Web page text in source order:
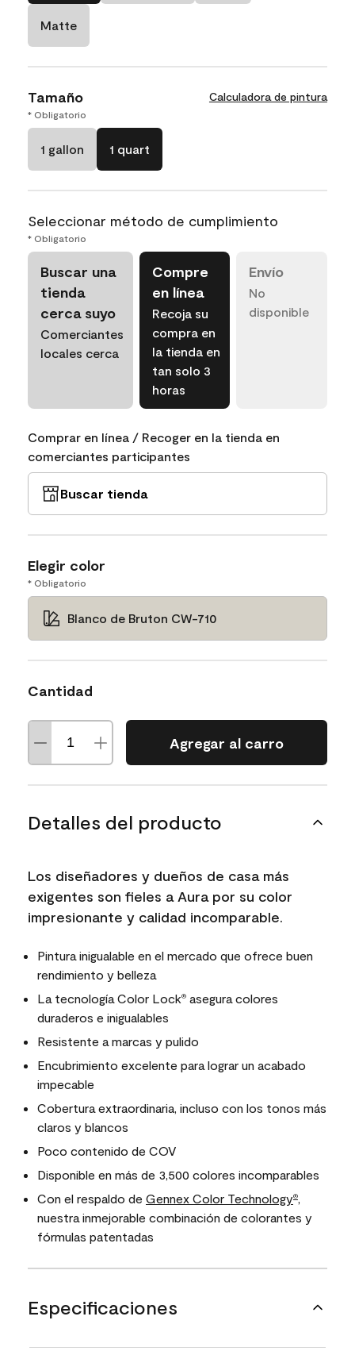
Matte
Tamaño Calculadora de pintura
* Obligatorio
1 gallon 1 quart
Seleccionar método de cumplimiento
* Obligatorio
Buscar una
tienda
cerca suyo
Comerciantes
locales cerca
Compre
en línea
Recoja su
compra en
la tienda en
tan solo 3
horas
Envío
No
disponible
Comprar en línea / Recoger en la tienda en
comerciantes participantes
Buscar tienda
Elegir color
* Obligatorio
Blanco de Bruton CW-710
Cantidad
Agregar al carro
Detalles del producto
Los diseñadores y dueños de casa más
exigentes son fieles a Aura por su color
impresionante y calidad incomparable.
Pintura inigualable en el mercado que ofrece buen
rendimiento y belleza
La tecnología Color Lock® asegura colores
duraderos e inigualables
Resistente a marcas y pulido
Encubrimiento excelente para lograr un acabado
impecable
Cobertura extraordinaria, incluso con los tonos más
claros y blancos
Poco contenido de COV
Disponible en más de 3,500 colores incomparables
Con el respaldo de Gennex Color Technology®,
nuestra inmejorable combinación de colorantes y
fórmulas patentadas
Especificaciones